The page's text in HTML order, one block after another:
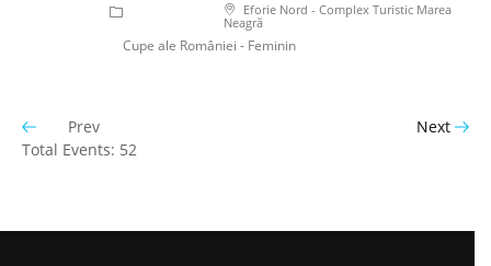
Eforie Nord - Complex Turistic Marea
Neagră
Cupe ale României - Feminin
Prev
Next
Total Events: 52